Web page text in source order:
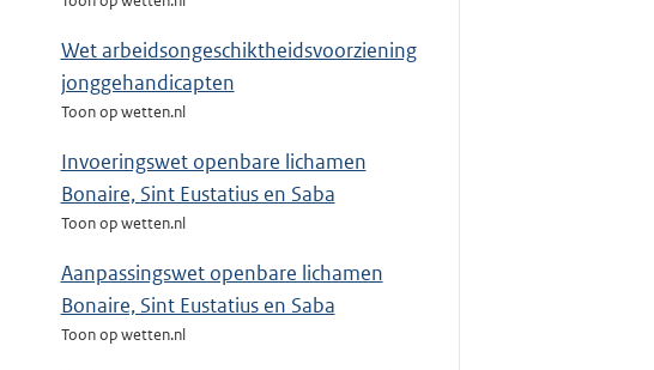
Wet arbeidsongeschiktheidsvoorziening
jonggehandicapten
Toon op wetten.nl
Invoeringswet openbare lichamen
Bonaire, Sint Eustatius en Saba
Toon op wetten.nl
Aanpassingswet openbare lichamen
Bonaire, Sint Eustatius en Saba
Toon op wetten.nl